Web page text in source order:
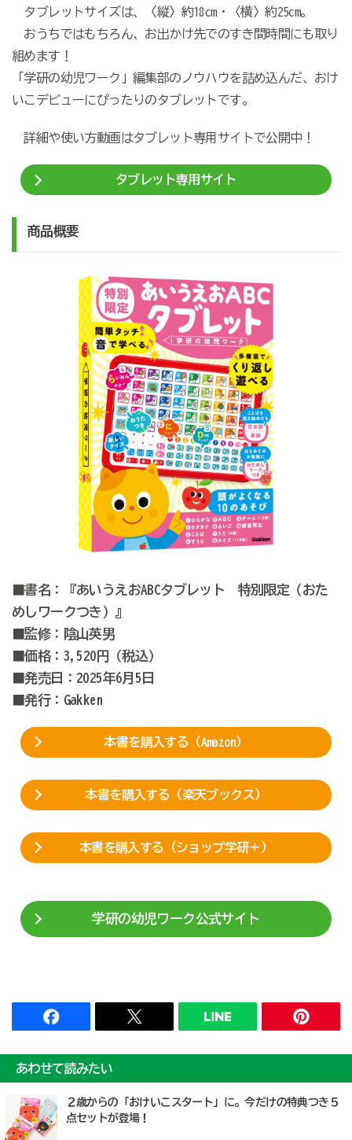
タブレットサイズは、〈縦〉約18cm・〈横〉約25cm。
おうちではもちろん、お出かけ先でのすき間時間にも取り
組めます！
「学研の幼児ワーク」編集部のノウハウを詰め込んだ、おけ
いこデビューにぴったりのタブレットです。
詳細や使い方動画はタブレット専用サイトで公開中！
タブレット専用サイト
商品概要
■書名：『あいうえおABCタブレット 特別限定（おた
めしワークつき）』
■監修：陰山英男
■価格：3,520円（税込）
■発売日：2025年6月5日
■発行：Gakken
本書を購入する（Amazon）
本書を購入する（楽天ブックス）
本書を購入する（ショップ学研＋）
学研の幼児ワーク公式サイト
あわせて読みたい
２歳からの「おけいこスタート」に。今だけの特典つき５
点セットが登場！